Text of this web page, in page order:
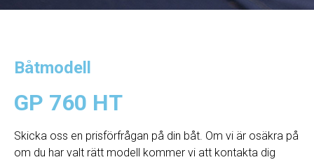
Båtmodell
GP 760 HT
Skicka oss en prisförfrågan på din båt. Om vi ​​är osäkra på
om du har valt rätt modell kommer vi att kontakta dig